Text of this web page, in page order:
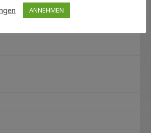
ANNEHMEN